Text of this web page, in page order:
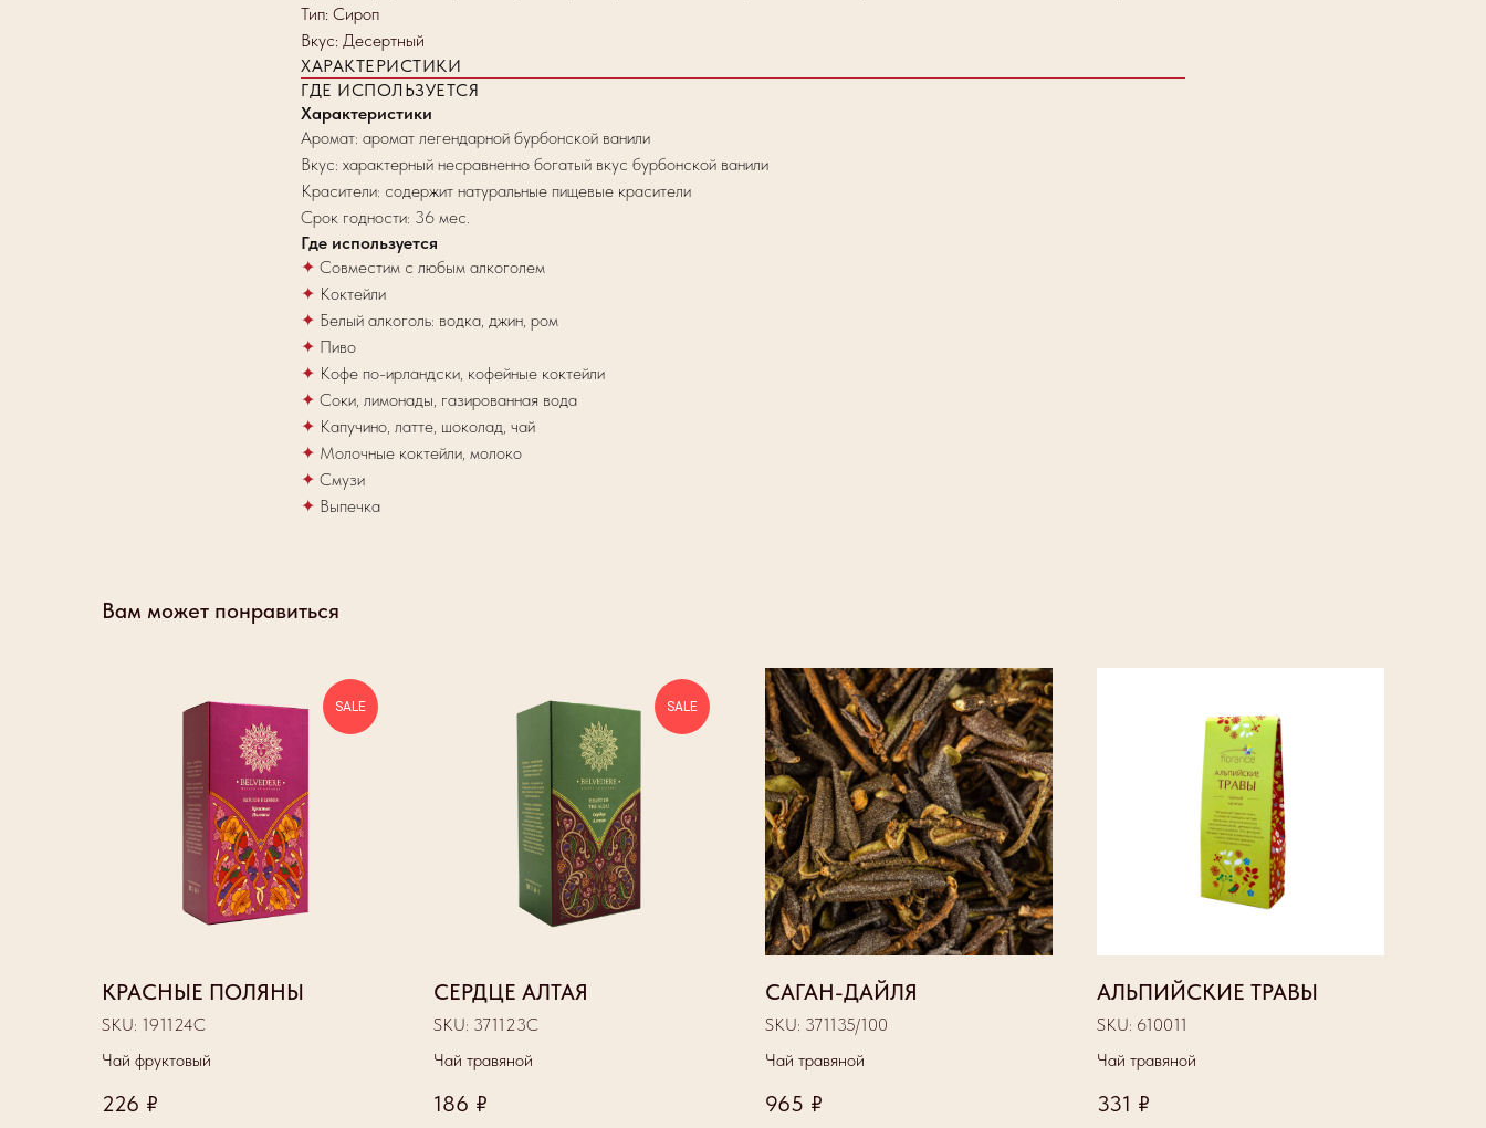
Тип: Сироп
Вкус: Десертный
ХАРАКТЕРИСТИКИ
ГДЕ ИСПОЛЬЗУЕТСЯ
Характеристики
Аромат: аромат легендарной бурбонской ванили
Вкус: характерный несравненно богатый вкус бурбонской ванили
Красители: содержит натуральные пищевые красители
Срок годности: 36 мес.
Где используется
✦ Совместим с любым алкоголем
✦ Коктейли
✦ Белый алкоголь: водка, джин, ром
✦ Пиво
✦ Кофе по-ирландски, кофейные коктейли
✦ Соки, лимонады, газированная вода
✦ Капучино, латте, шоколад, чай
✦ Молочные коктейли, молоко
✦ Смузи
✦ Выпечка
Вам может понравиться
SALE
КРАСНЫЕ ПОЛЯНЫ
SKU: 191124С
Чай фруктовый
226 ₽
SALE
СЕРДЦЕ АЛТАЯ
SKU: 371123С
Чай травяной
186 ₽
САГАН-ДАЙЛЯ
SKU: 371135/100
Чай травяной
965 ₽
АЛЬПИЙСКИЕ ТРАВЫ
SKU: 610011
Чай травяной
331 ₽